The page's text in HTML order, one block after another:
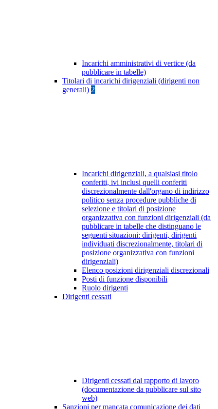
Incarichi amministrativi di vertice (da
pubblicare in tabelle)
Titolari di incarichi dirigenziali (dirigenti non
generali) 2
Incarichi dirigenziali, a qualsiasi titolo
conferiti, ivi inclusi quelli conferiti
discrezionalmente dall'organo di indirizzo
politico senza procedure pubbliche di
selezione e titolari di posizione
organizzativa con funzioni dirigenziali (da
pubblicare in tabelle che distinguano le
seguenti situazioni: dirigenti, dirigenti
individuati discrezionalmente, titolari di
posizione organizzativa con funzioni
dirigenziali)
Elenco posizioni dirigenziali discrezionali
Posti di funzione disponibili
Ruolo dirigenti
Dirigenti cessati
Dirigenti cessati dal rapporto di lavoro
(documentazione da pubblicare sul sito
web)
Sanzioni per mancata comunicazione dei dati